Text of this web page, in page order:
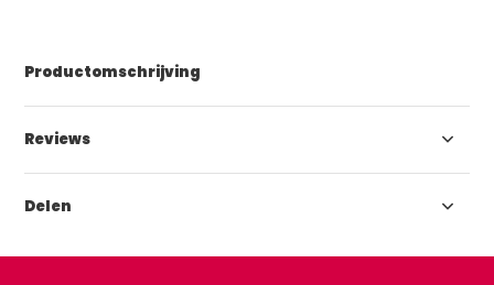
Productomschrijving
Reviews
Delen